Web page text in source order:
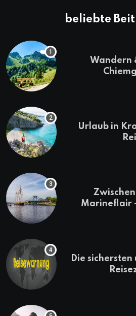
beliebte
Wandern
Urlaub in
Marineflair
Die